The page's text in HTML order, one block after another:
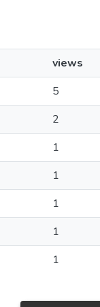
views
5
2
1
1
1
1
1